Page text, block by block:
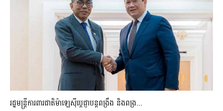
រដ្ឋមន្ត្រីការពារជាតិម៉ាឡេស៊ីប្ដេជ្ញាបន្តពង្រឹង និងពង្រ...